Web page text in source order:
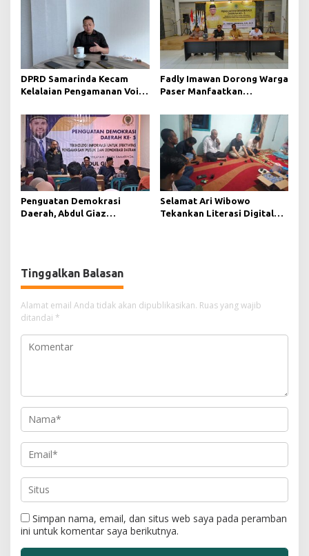
DPRD Samarinda Kecam
Kelalaian Pengamanan Void
Korban Jiwa
Fadly Imawan Dorong Warga
Paser Manfaatkan
Mengawasi Jalannya
Pemerintahan
Penguatan Demokrasi
Daerah, Abdul Giaz
Selamat Ari Wibowo
Tekankan Literasi Digital
Tinggalkan Balasan
Alamat email Anda tidak akan dipublikasikan. Ruas yang wajib
ditandai *
Simpan nama, email, dan situs web saya pada peramban
ini untuk komentar saya berikutnya.